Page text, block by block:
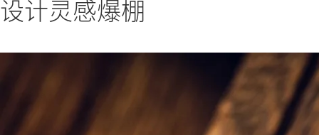
设计灵感爆棚